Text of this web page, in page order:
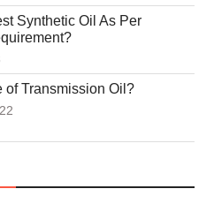
Synthetic Oil As Per
of Transmission Oil?